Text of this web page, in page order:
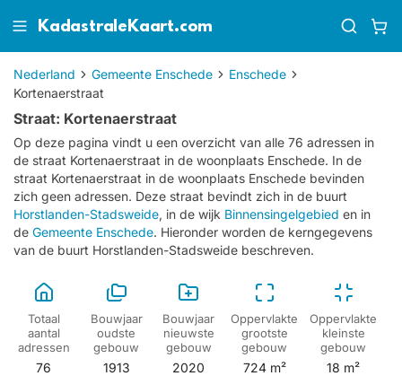
KadastraleKaart.com
Nederland Gemeente Enschede
Enschede
Kortenaerstraat
Straat: Kortenaerstraat
Op deze pagina vindt u een overzicht van alle 76 adressen in
de straat Kortenaerstraat in de woonplaats Enschede. In de
straat Kortenaerstraat in de woonplaats Enschede bevinden
zich geen adressen. Deze straat bevindt zich in de buurt
Horstlanden-Stadsweide, in de wijk Binnensingelgebied en in
de Gemeente Enschede. Hieronder worden de kerngegevens
van de buurt Horstlanden-Stadsweide beschreven.
Totaal
aantal
adressen
76
Bouwjaar
oudste
gebouw
1913
Bouwjaar
nieuwste
gebouw
2020
Oppervlakte
grootste
gebouw
724 m²
Oppervlakte
kleinste
gebouw
18 m²